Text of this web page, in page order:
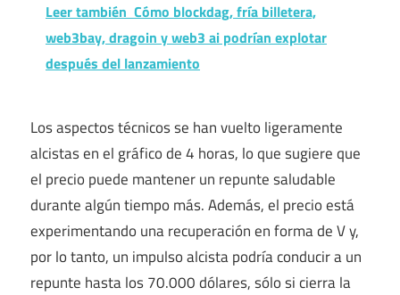
Leer también Cómo blockdag, fría billetera,
web3bay, dragoin y web3 ai podrían explotar
después del lanzamiento
Los aspectos técnicos se han vuelto ligeramente
alcistas en el gráfico de 4 horas, lo que sugiere que
el precio puede mantener un repunte saludable
durante algún tiempo más. Además, el precio está
experimentando una recuperación en forma de V y,
por lo tanto, un impulso alcista podría conducir a un
repunte hasta los 70.000 dólares, sólo si cierra la